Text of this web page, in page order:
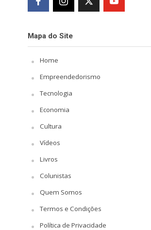
Mapa do Site
Home
Empreendedorismo
Tecnologia
Economia
Cultura
Vídeos
Livros
Colunistas
Quem Somos
Termos e Condições
Política de Privacidade